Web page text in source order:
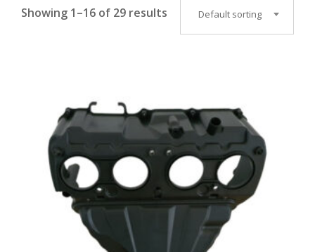
Showing 1–16 of 29 results Default sorting